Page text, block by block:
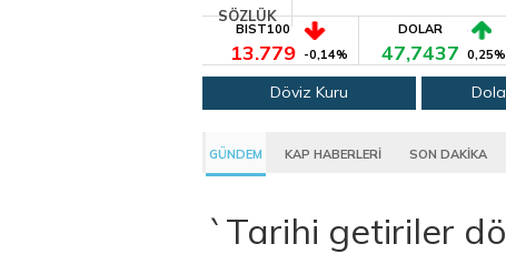
SÖZLÜK
BIST100
13.779 -0,14%
DOLAR
47,7437 0,25%
Döviz Kuru
GÜNDEM KAP HABERLERİ SON DAKİKA
`Tarihi getiriler